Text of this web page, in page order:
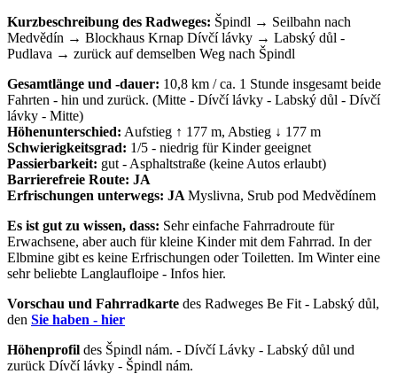
Kurzbeschreibung des Radweges: Špindl → Seilbahn nach
Medvědín → Blockhaus Krnap Dívčí lávky → Labský důl -
Pudlava → zurück auf demselben Weg nach Špindl
Gesamtlänge und -dauer: 10,8 km / ca. 1 Stunde insgesamt beide
Fahrten - hin und zurück. (Mitte - Dívčí lávky - Labský důl - Dívčí
lávky - Mitte)
Höhenunterschied: Aufstieg ↑ 177 m, Abstieg ↓ 177 m
Schwierigkeitsgrad: 1/5 - niedrig für Kinder geeignet
Passierbarkeit: gut - Asphaltstraße (keine Autos erlaubt)
Barrierefreie Route: JA
Erfrischungen unterwegs: JA Myslivna, Srub pod Medvědínem
Es ist gut zu wissen, dass: Sehr einfache Fahrradroute für
Erwachsene, aber auch für kleine Kinder mit dem Fahrrad. In der
Elbmine gibt es keine Erfrischungen oder Toiletten. Im Winter eine
sehr beliebte Langlaufloipe - Infos hier.
Vorschau und Fahrradkarte des Radweges Be Fit - Labský důl,
den Sie haben - hier
Höhenprofil des Špindl nám. - Dívčí Lávky - Labský důl und
zurück Dívčí lávky - Špindl nám.